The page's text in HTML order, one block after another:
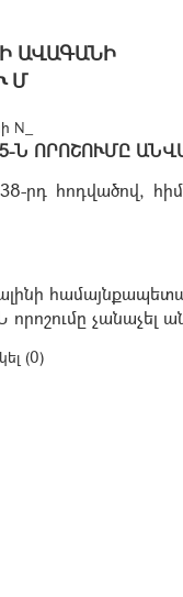
ԱՎԱԳԱՆԻ
Մ
N_
Ն ՈՐՈՇՈՒՄԸ
րդ հոդվածով,
չանաչել
(0)